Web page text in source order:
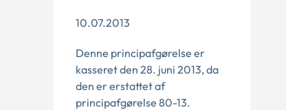
10.07.2013
Denne principafgørelse er
kasseret den 28. juni 2013, da
den er erstattet af
principafgørelse 80-13.